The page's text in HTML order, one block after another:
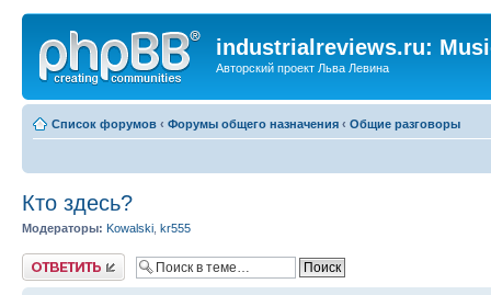
industrialreviews.ru:
Авторский проект Льва Левина
Список форумов ‹ Форумы общего назначения ‹ Общие разговоры
Кто здесь?
Модераторы: Kowalski kr555
Ответить